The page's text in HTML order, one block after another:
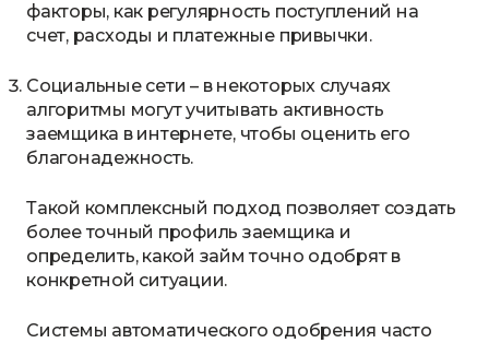
факторы, как регулярность поступлений на
счет, расходы и платежные привычки.
Социальные сети – в некоторых случаях
алгоритмы могут учитывать активность
заемщика в интернете, чтобы оценить его
благонадежность.
Такой комплексный подход позволяет создать
более точный профиль заемщика и
определить, какой займ точно одобрят в
конкретной ситуации.
Системы автоматического одобрения часто